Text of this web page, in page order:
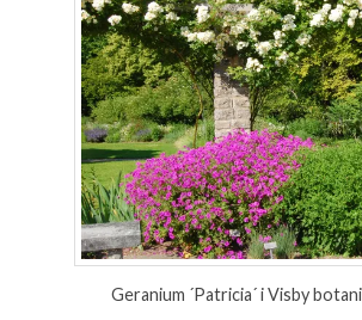
Geranium ´Patricia´ i Visby